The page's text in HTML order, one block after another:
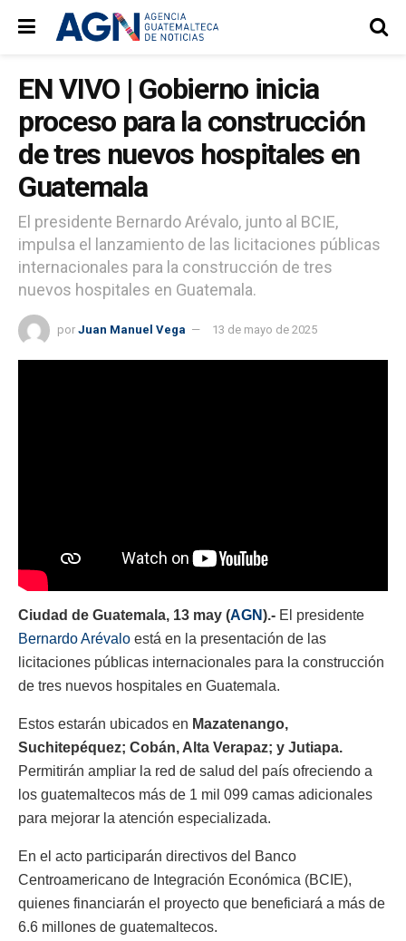
EN VIVO | Gobierno inicia
proceso para la construcción
de tres nuevos hospitales en
Guatemala
El presidente Bernardo Arévalo, junto al BCIE,
impulsa el lanzamiento de las licitaciones públicas
internacionales para la construcción de tres
nuevos hospitales en Guatemala.
por Juan Manuel Vega 13 de mayo de 2025
Ciudad de Guatemala, 13 may (AGN).- El presidente
Bernardo Arévalo está en la presentación de las
licitaciones públicas internacionales para la construcción
de tres nuevos hospitales en Guatemala.
Estos estarán ubicados en Mazatenango,
Suchitepéquez; Cobán, Alta Verapaz; y Jutiapa.
Permitirán ampliar la red de salud del país ofreciendo a
los guatemaltecos más de 1 mil 099 camas adicionales
para mejorar la atención especializada.
En el acto participarán directivos del Banco
Centroamericano de Integración Económica (BCIE),
quienes financiarán el proyecto que beneficiará a más de
6.6 millones de guatemaltecos.